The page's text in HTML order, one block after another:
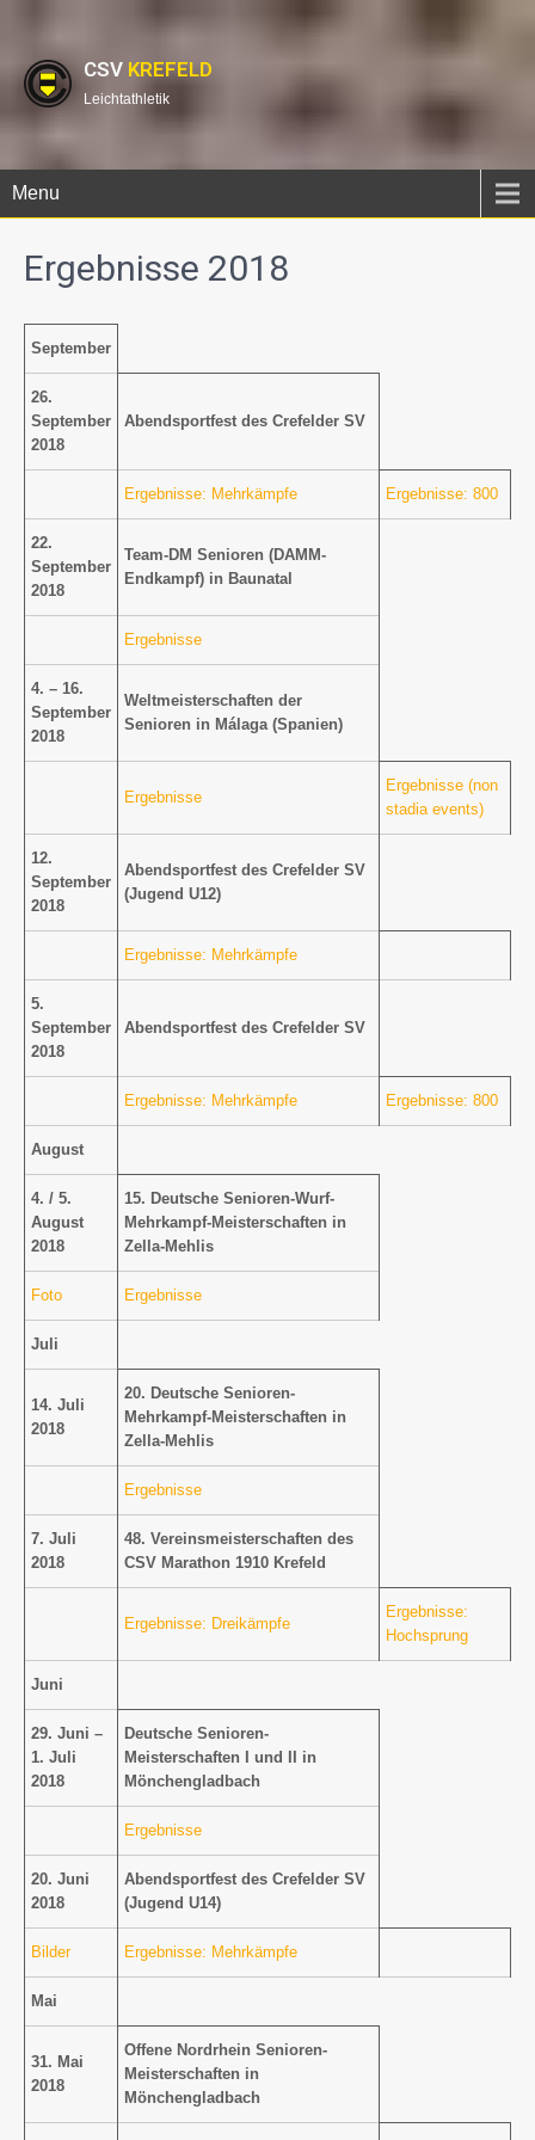
CSV KREFELD
Leichtathletik
Menu
Ergebnisse 2018
September
26.
September
2018
Abendsportfest des Crefelder SV
Ergebnisse: Mehrkämpfe Ergebnisse: 800
22.
September
2018
Team-DM Senioren (DAMM-
Endkampf) in Baunatal
Ergebnisse
4. – 16.
September
2018
Weltmeisterschaften der
Senioren in Málaga (Spanien)
Ergebnisse
Ergebnisse (non
stadia events)
12.
September
2018
Abendsportfest des Crefelder SV
(Jugend U12)
Ergebnisse: Mehrkämpfe
5.
September
2018
Abendsportfest des Crefelder SV
Ergebnisse: Mehrkämpfe Ergebnisse: 800
August
4. / 5.
August
2018
15. Deutsche Senioren-Wurf-
Mehrkampf-Meisterschaften in
Zella-Mehlis
Foto Ergebnisse
Juli
14. Juli
2018
20. Deutsche Senioren-
Mehrkampf-Meisterschaften in
Zella-Mehlis
Ergebnisse
7. Juli
2018
48. Vereinsmeisterschaften des
CSV Marathon 1910 Krefeld
Ergebnisse: Dreikämpfe
Ergebnisse:
Hochsprung
Juni
29. Juni –
1. Juli
2018
Deutsche Senioren-
Meisterschaften I und II in
Mönchengladbach
Ergebnisse
20. Juni
2018
Abendsportfest des Crefelder SV
(Jugend U14)
Bilder Ergebnisse: Mehrkämpfe
Mai
31. Mai
2018
Offene Nordrhein Senioren-
Meisterschaften in
Mönchengladbach